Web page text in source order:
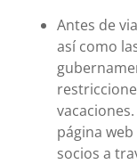
Antes de
así como
página
socios a